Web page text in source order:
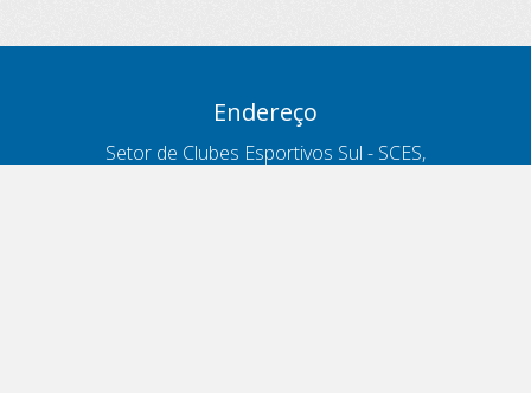
Endereço
Setor de Clubes Esportivos Sul - SCES,